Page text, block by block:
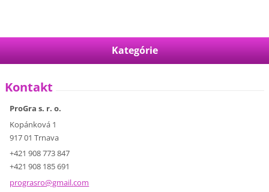
Kategórie
Kontakt
ProGra s. r. o.
Kopánková 1
917 01 Trnava
+421 908 773 847
+421 908 185 691
prograsro@gmail.com